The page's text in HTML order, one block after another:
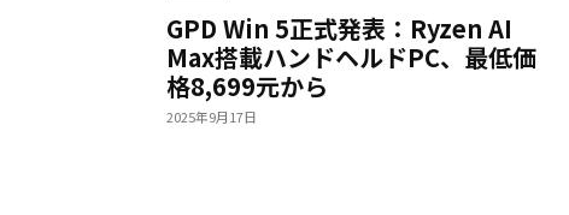
GPD Win 5正式発表：Ryzen AI
Max搭載ハンドヘルドPC、最低価
格8,699元から
2025年9月17日